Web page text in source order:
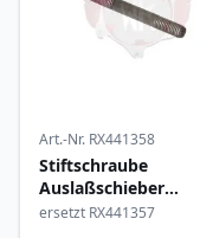
Art.-Nr. RX441358
Stiftschraube
Auslaßschieber
M6x52,5mm
ersetzt RX441357